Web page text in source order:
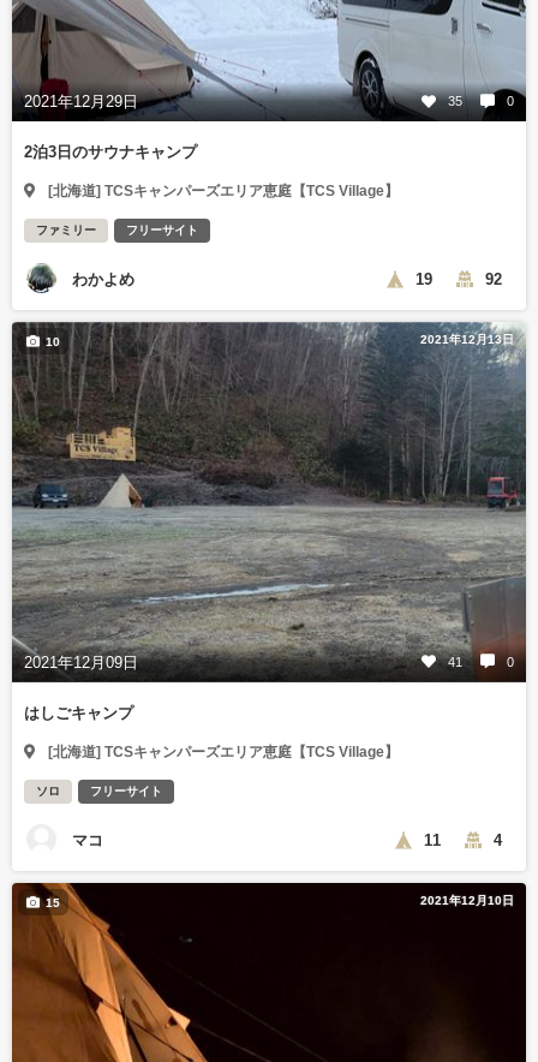
2021年12月29日 35 0
2泊3日のサウナキャンプ
[北海道] TCSキャンパーズエリア恵庭【TCS Village】
ファミリー フリーサイト
わかよめ 19 92
2021年12月13日
2021年12月09日 41 0
10
はしごキャンプ
[北海道] TCSキャンパーズエリア恵庭【TCS Village】
ソロ フリーサイト
マコ 11 4
2021年12月10日
15